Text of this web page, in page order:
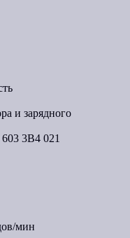
и зарядного
603 3B4 021
мин